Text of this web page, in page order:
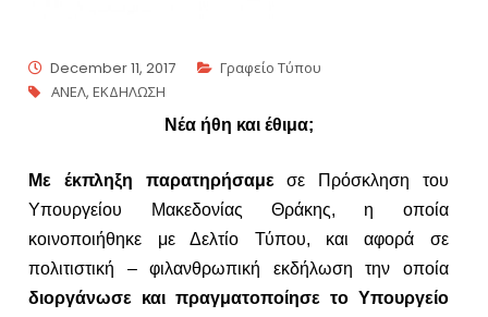
December 11, 2017
Γραφείο Τύπου
ΑΝΕΛ,ΕΚΔΗΛΩΣΗ
Νέα ήθη και έθιμα;
Με έκπληξη παρατηρήσαμεσε Πρόσκληση του
Υπουργείου Μακεδονίας Θράκης, η οποία
κοινοποιήθηκε με Δελτίο Τύπου, και αφορά σε
πολιτιστική – φιλανθρωπική εκδήλωση την οποία
διοργάνωσε και πραγματοποίησε το Υπουργείο